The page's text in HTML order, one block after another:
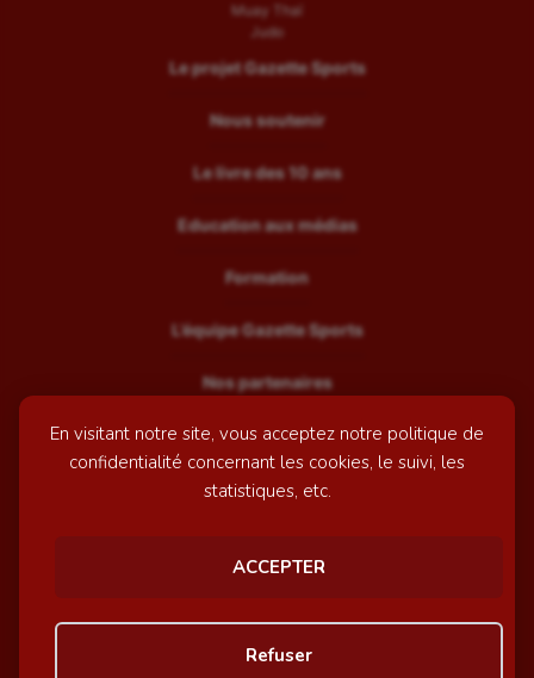
En visitant notre site, vous acceptez notre politique de
confidentialité concernant les cookies, le suivi, les
statistiques, etc.
ACCEPTER
Refuser
Muay Thaï
Judo
Le projet Gazette Sports
Nous soutenir
Le livre des 10 ans
Education aux médias
Formation
L’équipe Gazette Sports
Nos partenaires
Recrutement
Mentions légales
© GazetteSports - 2026 | Site internet réalisé par
Awelty